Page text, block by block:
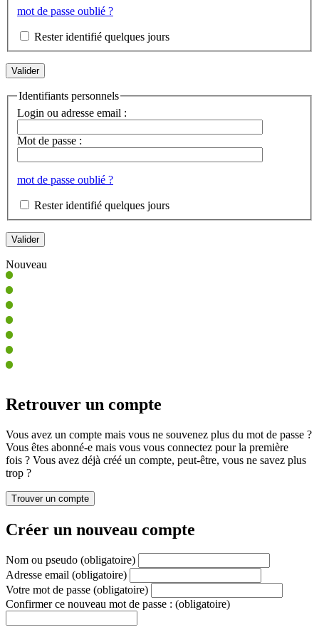
mot de passe oublié ?
Rester identifié quelques jours
Identifiants personnels
Login ou adresse email :
Mot de passe :
mot de passe oublié ?
Rester identifié quelques jours
Nouveau
Retrouver un compte
Vous avez un compte mais vous ne souvenez plus du mot de passe ?
Vous êtes abonné-e mais vous vous connectez pour la première
fois ? Vous avez déjà créé un compte, peut-être, vous ne savez plus
trop ?
Créer un nouveau compte
Nom ou pseudo (obligatoire)
Adresse email (obligatoire)
Votre mot de passe (obligatoire)
Confirmer ce nouveau mot de passe : (obligatoire)